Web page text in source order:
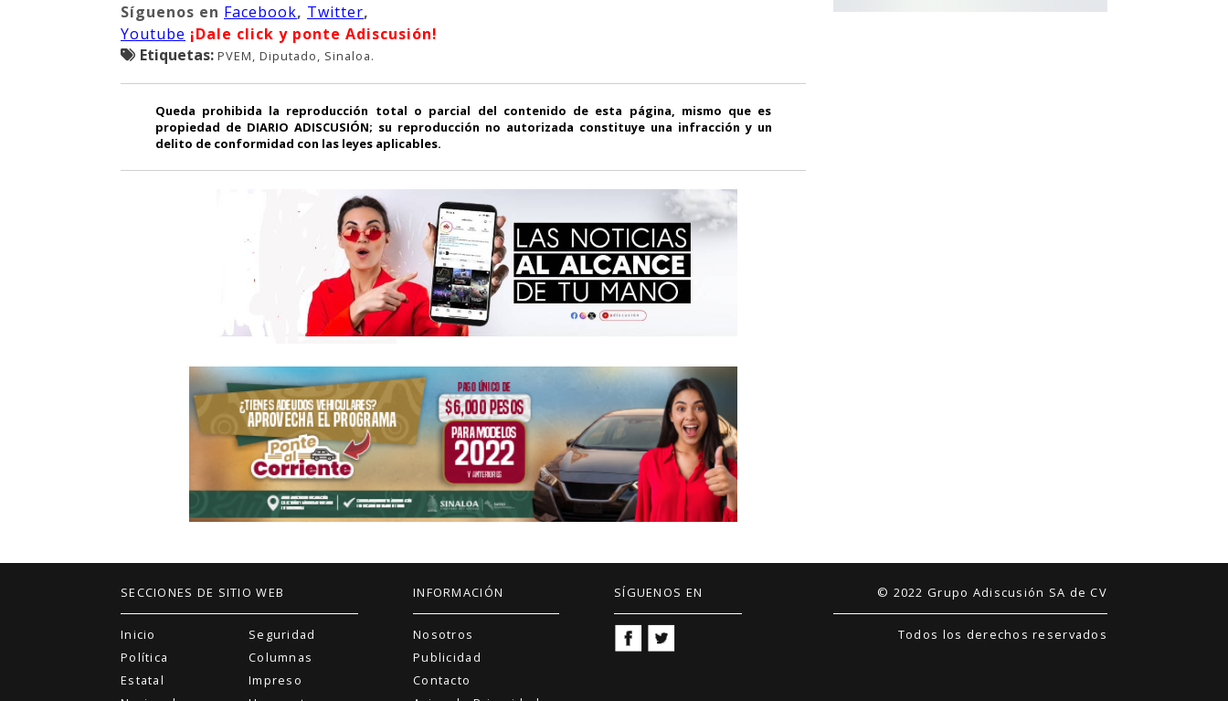
Síguenos en Facebook, Twitter,
Youtube ¡Dale click y ponte Adiscusión!
Etiquetas: PVEM, Diputado, Sinaloa.
Queda prohibida la reproducción total o parcial del contenido de esta página, mismo que es
propiedad de DIARIO ADISCUSIÓN; su reproducción no autorizada constituye una infracción y un
delito de conformidad con las leyes aplicables.
SECCIONES DE SITIO WEB
Inicio
Política
Estatal
Seguridad
Columnas
Impreso
INFORMACIÓN
Nosotros
Publicidad
Contacto
SÍGUENOS EN © 2022 Grupo Adiscusión SA de CV
Todos los derechos reservados